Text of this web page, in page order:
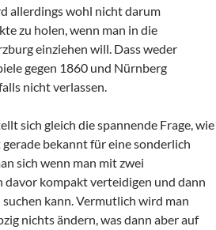
allerdings wohl nicht darum
zu holen, wenn man in die
einziehen will. Dass weder
gegen 1860 und Nürnberg
nicht verlassen.
sich gleich die spannende Frage, wie
bekannt für eine sonderlich
sich wenn man mit zwei
kompakt verteidigen und dann
kann. Vermutlich wird man
nichts ändern, was dann aber auf